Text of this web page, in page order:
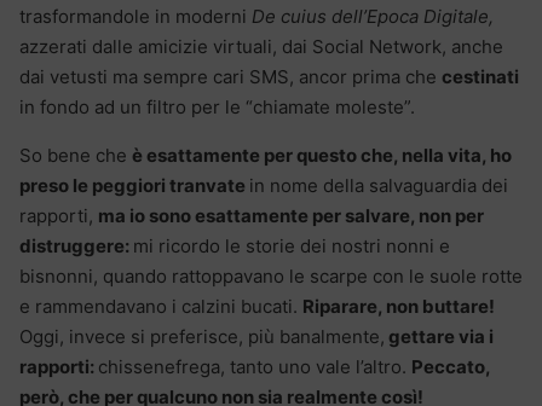
trasformandole in moderni De cuius dell’Epoca Digitale,
azzerati dalle amicizie virtuali, dai Social Network, anche
dai vetusti ma sempre cari SMS, ancor prima che cestinati
in fondo ad un filtro per le “chiamate moleste”.
So bene che è esattamente per questo che, nella vita, ho
preso le peggiori tranvate in nome della salvaguardia dei
rapporti, ma io sono esattamente per salvare, non per
distruggere: mi ricordo le storie dei nostri nonni e
bisnonni, quando rattoppavano le scarpe con le suole rotte
e rammendavano i calzini bucati. Riparare, non buttare!
Oggi, invece si preferisce, più banalmente, gettare via i
rapporti: chissenefrega, tanto uno vale l’altro. Peccato,
però, che per qualcuno non sia realmente così!